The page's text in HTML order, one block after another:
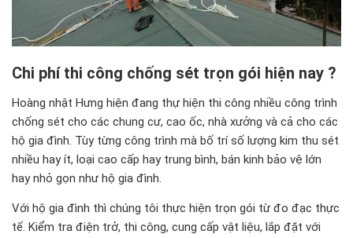
Chi phí thi công chống sét trọn gói hiện nay ?
Hoàng nhật Hưng hiện đang thự hiện thi công nhiều công trình
chống sét cho các chung cư, cao ốc, nhà xưởng và cả cho các
hộ gia đình. Tùy từng công trình mà bố trí số lượng kim thu sét
nhiều hay ít, loại cao cấp hay trung bình, bán kinh bảo vệ lớn
hay nhỏ gọn như hộ gia đình.
Với hộ gia đình thì chúng tôi thực hiện trọn gói từ đo đạc thực
tế. Kiểm tra điện trở, thi công, cung cấp vật liệu, lắp đặt với